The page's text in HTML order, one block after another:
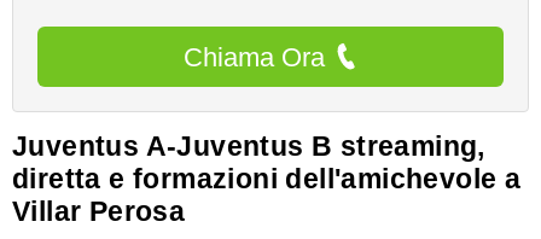
Chiama Ora
Juventus A-Juventus B streaming,
diretta e formazioni dell'amichevole a
Villar Perosa